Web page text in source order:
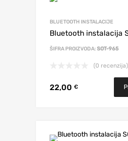
BLUETOOTH INSTALACIJE
Bluetooth instalacija
ŠIFRA PROIZVODA: SOT-965
(0 recenzija)
22,00 €